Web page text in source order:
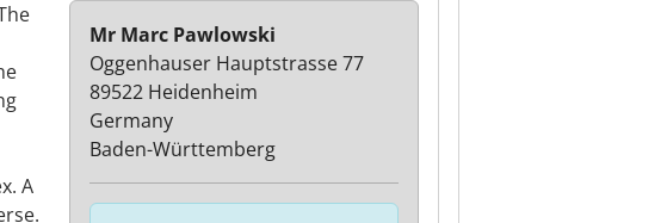
A
Mr Marc Pawlowski
Oggenhauser Hauptstrasse 77
89522 Heidenheim
Germany
Baden-Württemberg